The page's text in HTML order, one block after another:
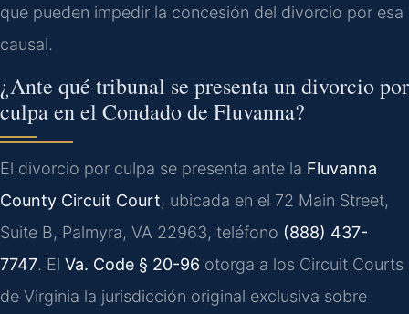
que pueden impedir la concesión del divorcio por esa
causal.
¿Ante qué tribunal se presenta un divorcio por
culpa en el Condado de Fluvanna?
El divorcio por culpa se presenta ante la Fluvanna
County Circuit Court, ubicada en el 72 Main Street,
Suite B, Palmyra, VA 22963, teléfono (888) 437-
7747. El Va. Code § 20-96 otorga a los Circuit Courts
de Virginia la jurisdicción original exclusiva sobre